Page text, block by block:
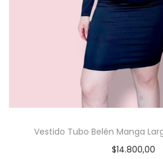
Vestido Tubo Belén Manga
$14.800,00